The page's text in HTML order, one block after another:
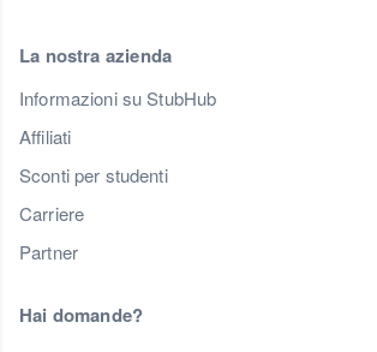
La nostra azienda
Informazioni su StubHub
Affiliati
Sconti per studenti
Carriere
Partner
Hai domande?